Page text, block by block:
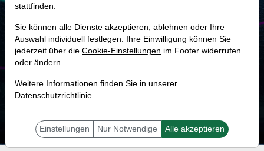
MONKEY-TRADER INDIKATOR
76.9 %
Mit 76.9 % Wahrscheinlichkeit wird selbst der unglücklichst agierende Trader
stattfinden.
Sie können alle Dienste akzeptieren, ablehnen oder Ihre
Auswahl individuell festlegen. Ihre Einwilligung können Sie
jederzeit über die Cookie-Einstellungen im Footer widerrufen
oder ändern.
Weitere Informationen finden Sie in unserer
Datenschutzrichtlinie.
Einstellungen Nur Notwendige Alle akzeptieren